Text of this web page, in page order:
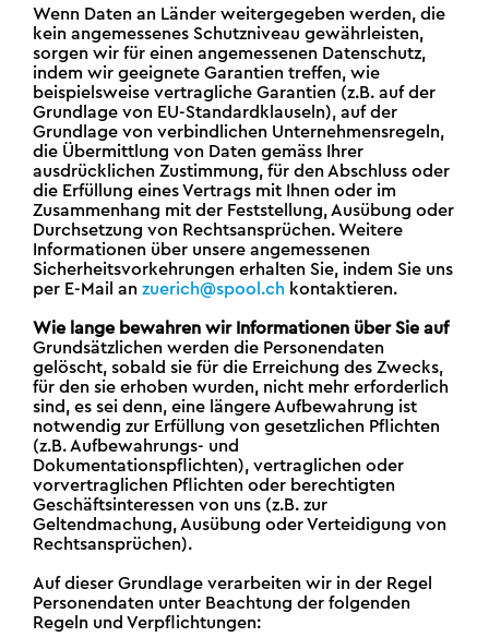
Wenn Daten an Länder weitergegeben werden, die
kein angemessenes Schutzniveau gewährleisten,
sorgen wir für einen angemessenen Datenschutz,
indem wir geeignete Garantien treffen, wie
beispielsweise vertragliche Garantien (z.B. auf der
Grundlage von EU-Standardklauseln), auf der
Grundlage von verbindlichen Unternehmensregeln,
die Übermittlung von Daten gemäss Ihrer
ausdrücklichen Zustimmung, für den Abschluss oder
die Erfüllung eines Vertrags mit Ihnen oder im
Zusammenhang mit der Feststellung, Ausübung oder
Durchsetzung von Rechtsansprüchen. Weitere
Informationen über unsere angemessenen
Sicherheitsvorkehrungen erhalten Sie, indem Sie uns
per E-Mail an zuerich@spool.ch kontaktieren.
Wie lange bewahren wir Informationen über Sie auf
Grundsätzlichen werden die Personendaten
gelöscht, sobald sie für die Erreichung des Zwecks,
für den sie erhoben wurden, nicht mehr erforderlich
sind, es sei denn, eine längere Aufbewahrung ist
notwendig zur Erfüllung von gesetzlichen Pflichten
(z.B. Aufbewahrungs- und
Dokumentationspflichten), vertraglichen oder
vorvertraglichen Pflichten oder berechtigten
Geschäftsinteressen von uns (z.B. zur
Geltendmachung, Ausübung oder Verteidigung von
Rechtsansprüchen).
Auf dieser Grundlage verarbeiten wir in der Regel
Personendaten unter Beachtung der folgenden
Regeln und Verpflichtungen: